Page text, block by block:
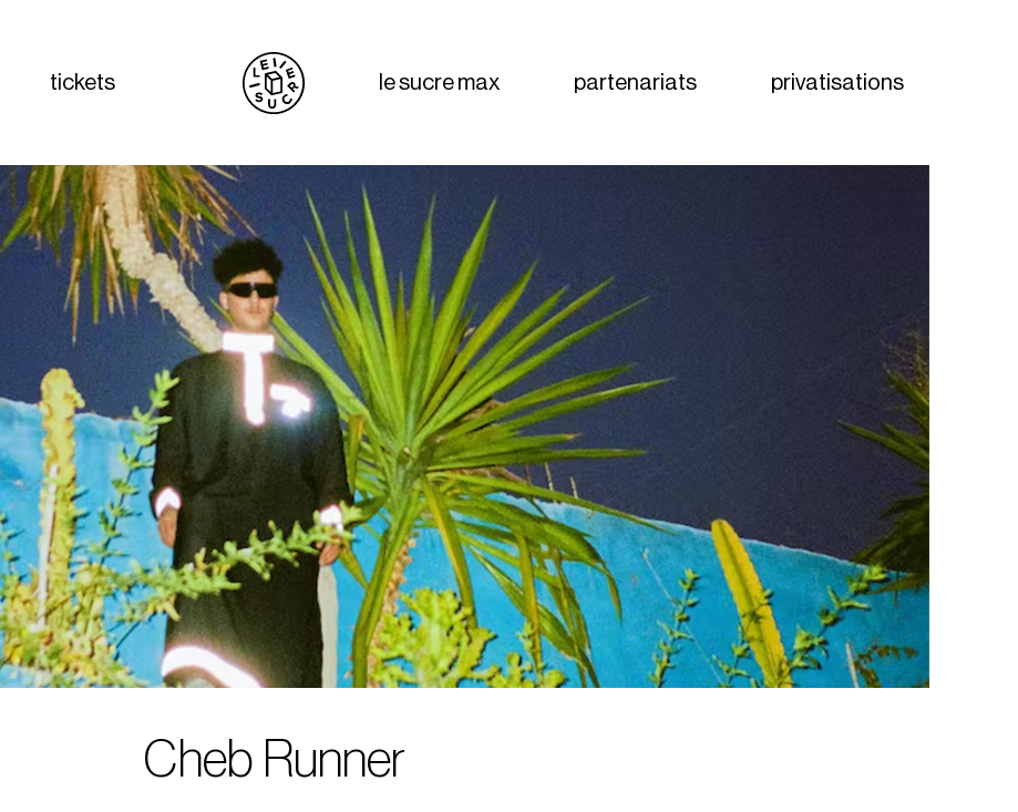
tickets le sucre max partenariats privatisations
Cheb Runner